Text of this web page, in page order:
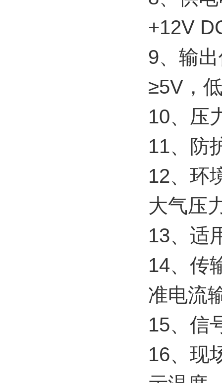
+12V
9、输
≥5V，
10、压
11、
防
12、环
大气压
13、适
14、传
准电流
15、信
16、现